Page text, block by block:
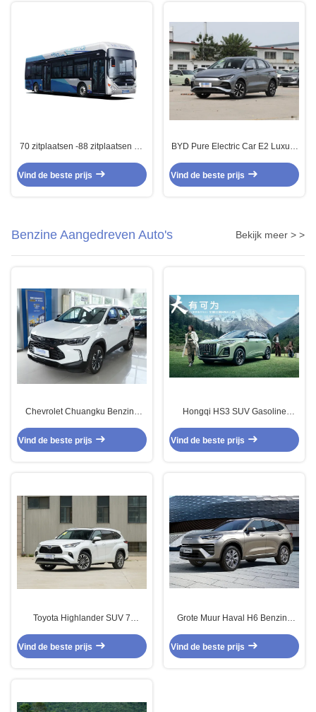
70 zitplaatsen -88 zitplaatsen Ev
Bus Blauw
Vind de beste prijs
BYD Pure Electric Car E2 Luxury
Automatische Transmissie
Vind de beste prijs
Benzine Aangedreven Auto's Bekijk meer > >
Chevrolet Chuangku Benzine
Buitenwegvoertuig
Vind de beste prijs
Hongqi HS3 SUV Gasoline
4x4 vierwielaandrijving
Vind de beste prijs
Toyota Highlander SUV 7
Vind de beste prijs
Grote Muur Haval H6 Benzine
aandrijving Zilver
Vind de beste prijs